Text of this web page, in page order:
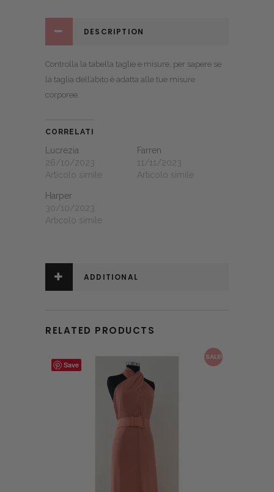
DESCRIPTION
Controlla la tabella taglie e misure, per sapere se
la taglia dell’abito è adatta alle tue misure
corporee.
CORRELATI
Lucrezia
26/10/2023
Articolo simile
Farren
11/11/2023
Articolo simile
Harper
30/10/2023
Articolo simile
ADDITIONAL
RELATED PRODUCTS
Save
SALE!